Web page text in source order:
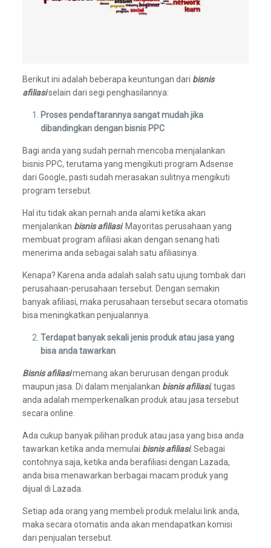
Berikut ini adalah beberapa keuntungan dari bisnis
afiliasiselain dari segi penghasilannya:
Proses pendaftarannya sangat mudah jika
dibandingkan dengan bisnis PPC
Bagi anda yang sudah pernah mencoba menjalankan
bisnis PPC, terutama yang mengikuti program Adsense
dari Google, pasti sudah merasakan sulitnya mengikuti
program tersebut.
Hal itu tidak akan pernah anda alami ketika akan
menjalankan bisnis afiliasi. Mayoritas perusahaan yang
membuat program afiliasi akan dengan senang hati
menerima anda sebagai salah satu afiliasinya.
Kenapa? Karena anda adalah salah satu ujung tombak dari
perusahaan-perusahaan tersebut. Dengan semakin
banyak afiliasi, maka perusahaan tersebut secara otomatis
bisa meningkatkan penjualannya.
Terdapat banyak sekali jenis produk atau jasa yang
bisa anda tawarkan
Bisnis afiliasimemang akan berurusan dengan produk
maupun jasa. Di dalam menjalankan bisnis afiliasi, tugas
anda adalah memperkenalkan produk atau jasa tersebut
secara online.
Ada cukup banyak pilihan produk atau jasa yang bisa anda
tawarkan ketika anda memulai bisnis afiliasi. Sebagai
contohnya saja, ketika anda berafiliasi dengan Lazada,
anda bisa menawarkan berbagai macam produk yang
dijual di Lazada.
Setiap ada orang yang membeli produk melalui link anda,
maka secara otomatis anda akan mendapatkan komisi
dari penjualan tersebut.